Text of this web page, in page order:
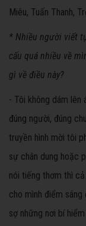
Miêu, Tuấn Thanh,
* Nhiều người viết
cấu quá nhiều về
gì về điều này?
- Tôi không dám lên
đúng người, đúng
truyền hình mời tôi
sự chân dung hoặc
nói tiếng thơm thì
cho mình điểm
sợ những nơi bí